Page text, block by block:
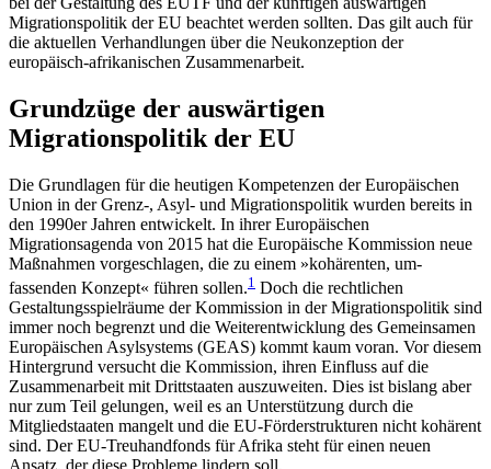
Migrationspolitik der EU beachtet werden sollten. Das gilt auch für
die aktuellen Ver­handlungen über die Neu­konzeption der
europäisch-afrikanischen Zusammenarbeit.
Grundzüge der auswärtigen
Migrationspolitik der EU
Die Grundlagen für die heutigen Kompetenzen der Europäischen
Union in der Grenz-, Asyl- und Migra­tionspolitik wurden bereits in
den 1990er Jahren ent­wickelt. In ihrer Europäischen
Migrationsagenda von 2015 hat die Europäische Kommission neue
Maßnah­men vorgeschlagen, die zu einem »kohärenten, um­
fassenden Konzept« führen sollen.1 Doch die recht­lichen
Gestaltungsspielräume der Kommission in der Migrationspolitik sind
immer noch begrenzt und die Weiterentwicklung des Gemeinsamen
Europäischen Asylsystems (GEAS) kommt kaum voran. Vor diesem
Hintergrund versucht die Kommission, ihren Einfluss auf die
Zusammenarbeit mit Drittstaaten auszuweiten. Dies ist bislang aber
nur zum Teil gelungen, weil es an Unterstützung durch die
Mitgliedstaaten mangelt und die EU-Förderstrukturen nicht kohärent
sind. Der EU-Treuhandfonds für Afrika steht für einen neuen